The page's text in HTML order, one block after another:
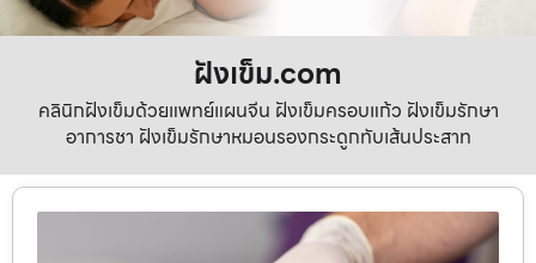
ฝังเข็ม.com
คลินิกฝังเข็มด้วยแพทย์แผนจีน ฝังเข็มครอบแก้ว ฝังเข็มรักษา
อาการชา ฝังเข็มรักษาหมอนรองกระดูกทับเส้นประสาท